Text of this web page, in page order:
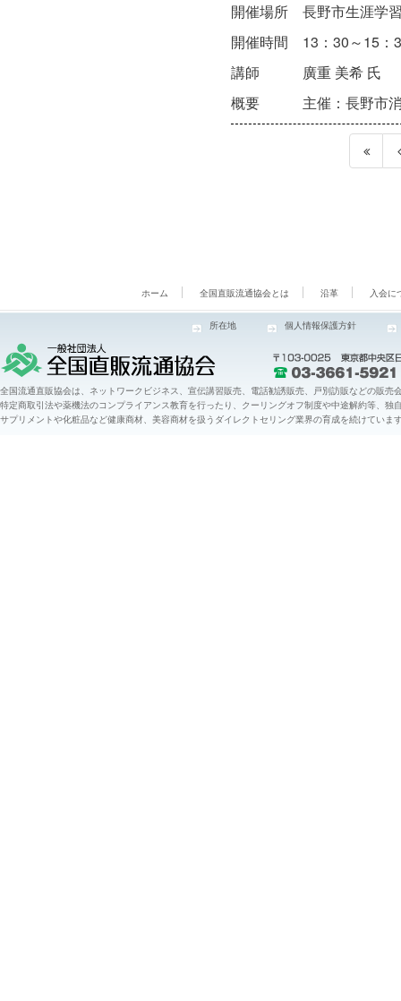
開催場所
長野市生涯学
開催時間
13：30～15：
講師
廣重 美希 氏
概要
主催：長野市
ホーム 全国直販流通協会とは 沿革 入会に
所在地 個人情報保護方針
全国流通直販協会は、ネットワークビジネス、宣伝講習販売、電話勧誘販売、戸別訪販などの販売
特定商取引法や薬機法のコンプライアンス教育を行ったり、クーリングオフ制度や中途解約等、
サプリメントや化粧品など健康商材、美容商材を扱うダイレクトセリング業界の育成を続けていま